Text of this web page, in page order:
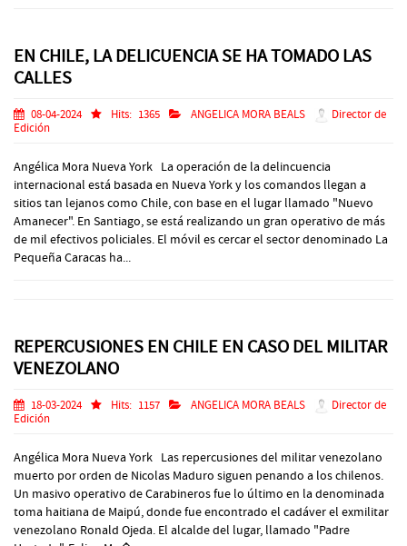
EN CHILE, LA DELICUENCIA SE HA TOMADO LAS
CALLES
08-04-2024 Hits: 1365 ANGELICA MORA BEALS
Director de
Edición
Angélica Mora Nueva York La operación de la delincuencia
internacional está basada en Nueva York y los comandos llegan a
sitios tan lejanos como Chile, con base en el lugar llamado "Nuevo
Amanecer". En Santiago, se está realizando un gran operativo de más
de mil efectivos policiales. El móvil es cercar el sector denominado La
Pequeña Caracas ha...
REPERCUSIONES EN CHILE EN CASO DEL MILITAR
VENEZOLANO
18-03-2024 Hits: 1157 ANGELICA MORA BEALS
Director de
Edición
Angélica Mora Nueva York Las repercusiones del militar venezolano
muerto por orden de Nicolas Maduro siguen penando a los chilenos.
Un masivo operativo de Carabineros fue lo último en la denominada
toma haitiana de Maipú, donde fue encontrado el cadáver el exmilitar
venezolano Ronald Ojeda. El alcalde del lugar, llamado "Padre